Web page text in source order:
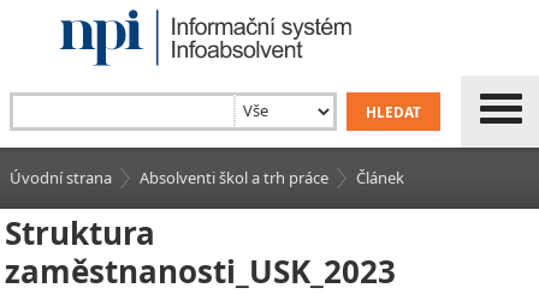
Úvodní strana Absolventi škol a trh práce Článek
Struktura
zaměstnanosti_USK_2023